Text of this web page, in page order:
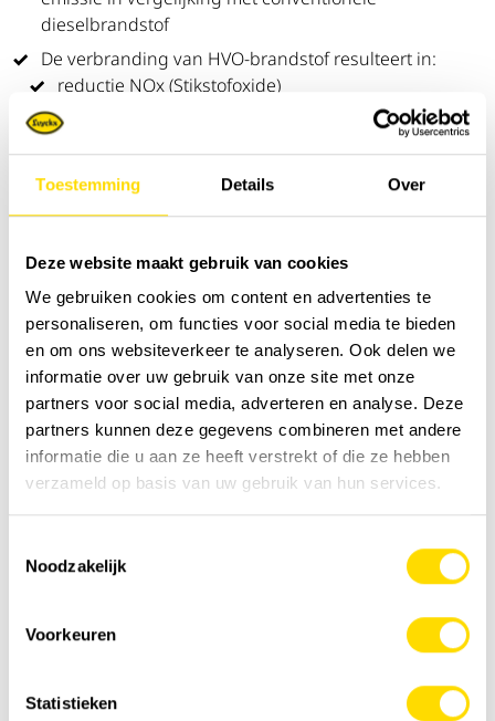
Toestemming Details Over
Deze website maakt gebruik van cookies
We gebruiken cookies om content en advertenties te
personaliseren, om functies voor social media te bieden
en om ons websiteverkeer te analyseren. Ook delen we
informatie over uw gebruik van onze site met onze
partners voor social media, adverteren en analyse. Deze
partners kunnen deze gegevens combineren met andere
informatie die u aan ze heeft verstrekt of die ze hebben
verzameld op basis van uw gebruik van hun services.
Noodzakelijk
Voorkeuren
Statistieken
dieselbrandstof
De verbranding van HVO-brandstof resulteert in:
reductie NOx (Stikstofoxide)
Reductie PM (Fijnstof)
Reductie CO2 (Koolstofdioxide)
Geen SOx (Zwaveloxiden)
HVO kan opgeslagen worden voor een periode van 10